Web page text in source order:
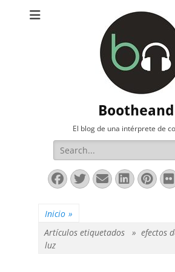
El blog de una intérprete de
Buscar:
Facebook
Twitter
Correo
Inicio »
Artículos etiquetados » efectos
luz